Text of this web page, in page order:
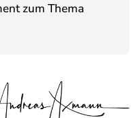
zum Thema